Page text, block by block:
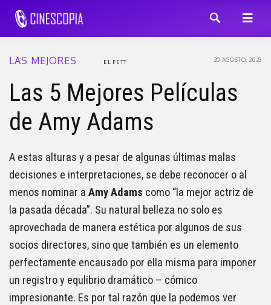
LAS MEJORES 20 AGOSTO, 2023
EL FETT
Las 5 Mejores Películas
de Amy Adams
A estas alturas y a pesar de algunas últimas malas
decisiones e interpretaciones, se debe reconocer o al
menos nominar a Amy Adams como “la mejor actriz de
la pasada década”. Su natural belleza no solo es
aprovechada de manera estética por algunos de sus
socios directores, sino que también es un elemento
perfectamente encausado por ella misma para imponer
un registro y equlibrio dramático – cómico
impresionante. Es por tal razón que la podemos ver